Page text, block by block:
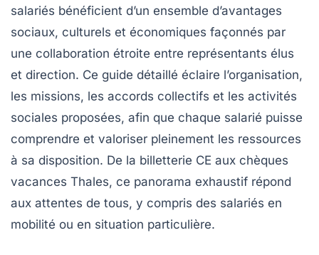
salariés bénéficient d’un ensemble d’avantages
sociaux, culturels et économiques façonnés par
une collaboration étroite entre représentants élus
et direction. Ce guide détaillé éclaire l’organisation,
les missions, les accords collectifs et les activités
sociales proposées, afin que chaque salarié puisse
comprendre et valoriser pleinement les ressources
à sa disposition. De la billetterie CE aux chèques
vacances Thales, ce panorama exhaustif répond
aux attentes de tous, y compris des salariés en
mobilité ou en situation particulière.